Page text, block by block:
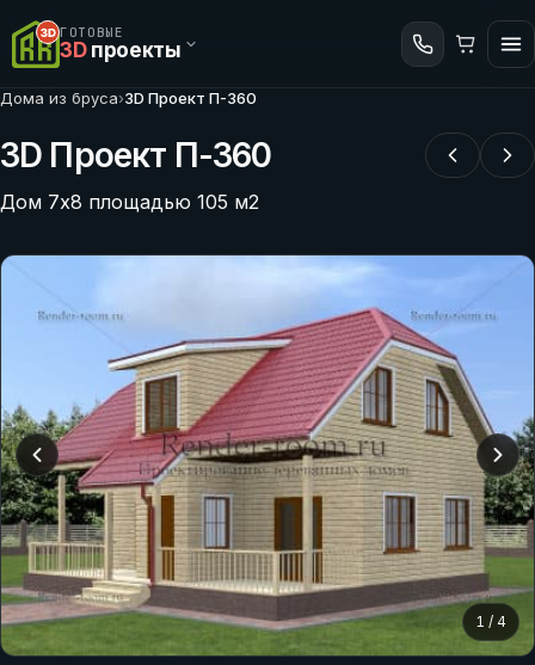
ГОТОВЫЕ
3Dпроекты
Дома из бруса›3D Проект П-360
3D Проект П-360
Дом 7х8 площадью 105 м2
1 / 4